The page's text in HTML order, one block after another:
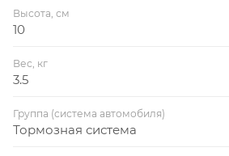
Высота, см
10
Вес, кг
3.5
Группа (система автомобиля)
Тормозная система